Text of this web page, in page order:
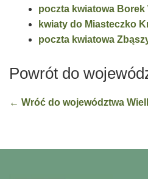
poczta kwiatowa
kwiaty do Miasteczko
poczta kwiatowa
Powrót do
← Wróć do województwa